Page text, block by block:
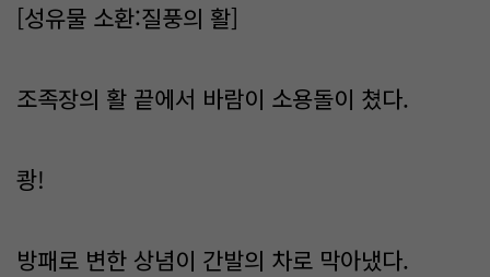
[성유물 소환:질풍의 활]
조족장의 활 끝에서 바람이 소용돌이 쳤다.
쾅!
방패로 변한 상념이 간발의 차로 막아냈다.